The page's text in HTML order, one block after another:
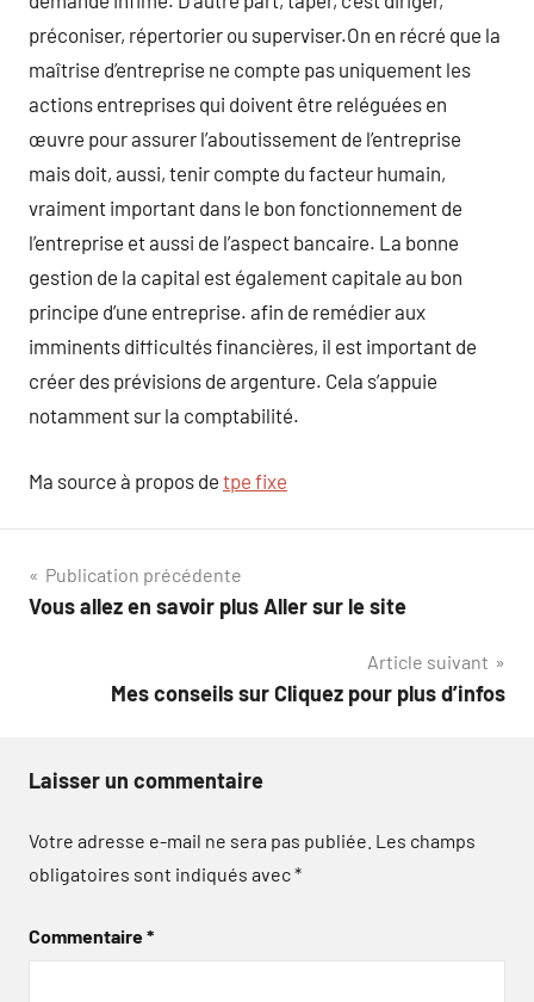
préconiser, répertorier ou superviser.On en récré que la
maîtrise d’entreprise ne compte pas uniquement les
actions entreprises qui doivent être reléguées en
œuvre pour assurer l’aboutissement de l’entreprise
mais doit, aussi, tenir compte du facteur humain,
vraiment important dans le bon fonctionnement de
l’entreprise et aussi de l’aspect bancaire. La bonne
gestion de la capital est également capitale au bon
principe d’une entreprise. afin de remédier aux
imminents difficultés financières, il est important de
créer des prévisions de argenture. Cela s’appuie
notamment sur la comptabilité.
Ma source à propos de tpe fixe
Navigation
de
Publication précédente
Vous allez en savoir plus Aller sur le site
Article suivant
Mes conseils sur Cliquez pour plus d’infos
Laisser un commentaire
Votre adresse e-mail ne sera pas publiée. Les champs
obligatoires sont indiqués avec*
Commentaire*